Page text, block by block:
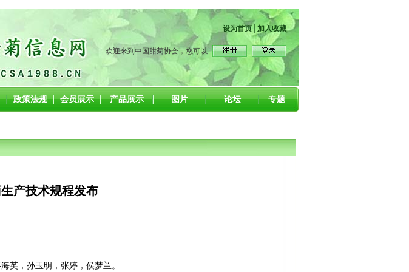
设为首页 加入收藏
欢迎来到中国甜菊协会，您可以
政策法规 会员展示 产品展示 图片 论坛 专题
产技术规程发布
英，孙玉明，张婷，侯梦兰。